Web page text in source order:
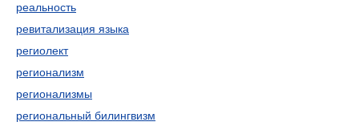
реальность
ревитализация языка
региолект
регионализм
регионализмы
региональный билингвизм